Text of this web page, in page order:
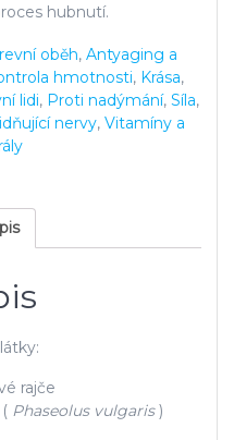
hubnutí.
oběh, Antyaging a
hmotnosti, Krása,
lidi, Proti nadýmání, Síla,
nervy, Vitamíny a
rajče
Phaseolus vulgaris)